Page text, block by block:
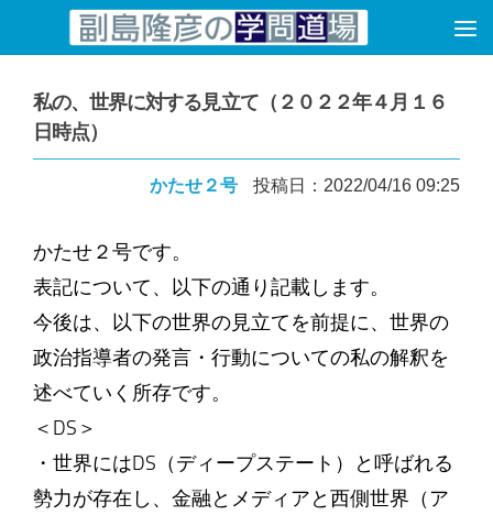
コンテンツへスキップ
私の、世界に対する見立て（２０２２年４月１６
日時点）
かたせ２号 投稿日：2022/04/16 09:25
かたせ２号です。
表記について、以下の通り記載します。
今後は、以下の世界の見立てを前提に、世界の
政治指導者の発言・行動についての私の解釈を
述べていく所存です。
＜DS＞
・世界にはDS（ディープステート）と呼ばれる
勢力が存在し、金融とメディアと西側世界（ア